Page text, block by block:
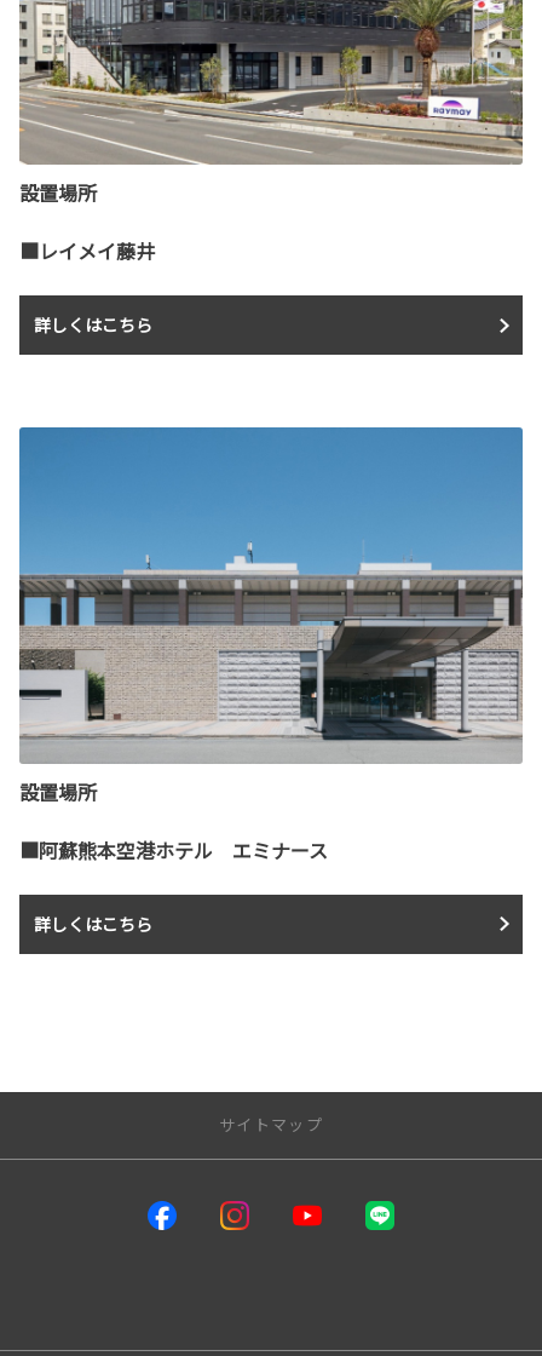
設置場所
■レイメイ藤井
詳しくはこちら
設置場所
■阿蘇熊本空港ホテル エミナース
詳しくはこちら
サイトマップ